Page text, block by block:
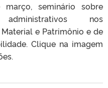
seminário sobre
administrativos nos
e Patrimônio e de
Clique na imagem